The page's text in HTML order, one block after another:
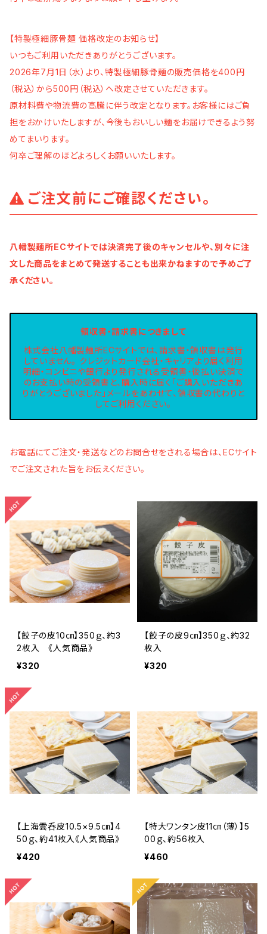
【特製極細豚骨麺 価格改定のお知らせ】
いつもご利用いただきありがとうございます。
2026年7月1日（水）より、特製極細豚骨麺の販売価格を400円
（税込）から500円（税込）へ改定させていただきます。
原材料費や物流費の高騰に伴う改定となります。お客様にはご負
担をおかけいたしますが、今後もおいしい麺をお届けできるよう努
めてまいります。
何卒ご理解のほどよろしくお願いいたします。
ご注文前にご確認ください。
八幡製麺所ECサイトでは決済完了後のキャンセルや、別々に注
文した商品をまとめて発送することも出来かねますので予めご了
承ください。
領収書・請求書につきまして
株式会社八幡製麺所ECサイトでは、請求書・領収書は発行
していません。 クレジットカード会社・キャリアより届く利用
明細・コンビニや銀行より発行される受領書・後払い決済で
のお支払い時の受領書と、購入時に届く「ご購入いただきあ
りがとうございました」メールをあわせて、領収書の代わりと
してご利用ください。
お電話にてご注文・発送などのお問合せをされる場合は、ECサイト
でご注文された旨をお伝えください。
【餃子の皮10㎝】350ｇ、約3
2枚入 《人気商品》
¥320
【餃子の皮9㎝】350ｇ、約32
枚入
¥320
【上海雲呑皮10.5×9.5㎝】4
50ｇ、約41枚入《人気商品》
¥420
【特大ワンタン皮11㎝（薄）】5
00ｇ、約56枚入
¥460